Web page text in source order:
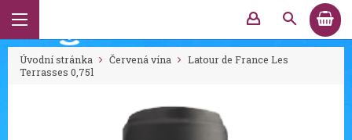
Úvodní stránka Červená vína
Latour de France Les
Terrasses 0,75l